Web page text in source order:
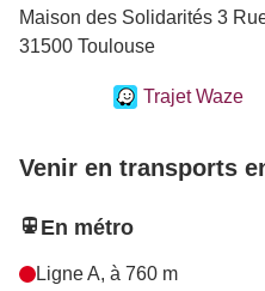
Maison des Solidarités 3
31500 Toulouse
Trajet Waze
Venir en transports
En métro
Ligne A, à 760 m